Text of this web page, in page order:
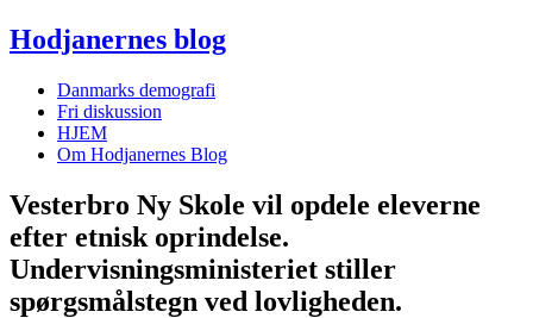
Hodjanernes blog
Danmarks demografi
Fri diskussion
HJEM
Om Hodjanernes Blog
Vesterbro Ny Skole vil opdele eleverne
efter etnisk oprindelse.
Undervisningsministeriet stiller
spørgsmålstegn ved lovligheden.